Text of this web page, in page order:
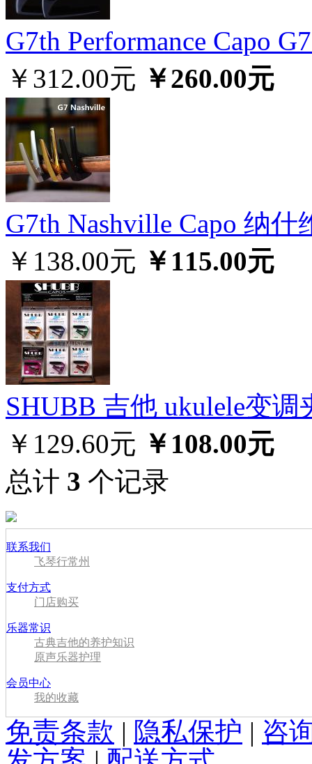
G7th Performance Capo
￥312.00元 ￥260.00元
G7th Nashville Capo 纳
￥138.00元 ￥115.00元
SHUBB 吉他 ukulele变调
￥129.60元 ￥108.00元
总计 3 个记录
联系我们
飞琴行常州
支付方式
门店购买
乐器常识
古典吉他的养护知识
原声乐器护理
会员中心
我的收藏
免责条款 | 隐私保护 | 咨